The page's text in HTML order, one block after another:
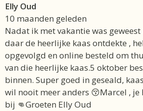
Elly Oud
10 maanden geleden
Nadat ik met vakantie was
daar de heerlijke kaas ontdekte ,
opgevolgd en online besteld om
van die heerlijke kaas.5 oktober
binnen. Super goed in geseald,
wil nooit meer anders 😚Marcel , je
bij 👊Groeten Elly Oud